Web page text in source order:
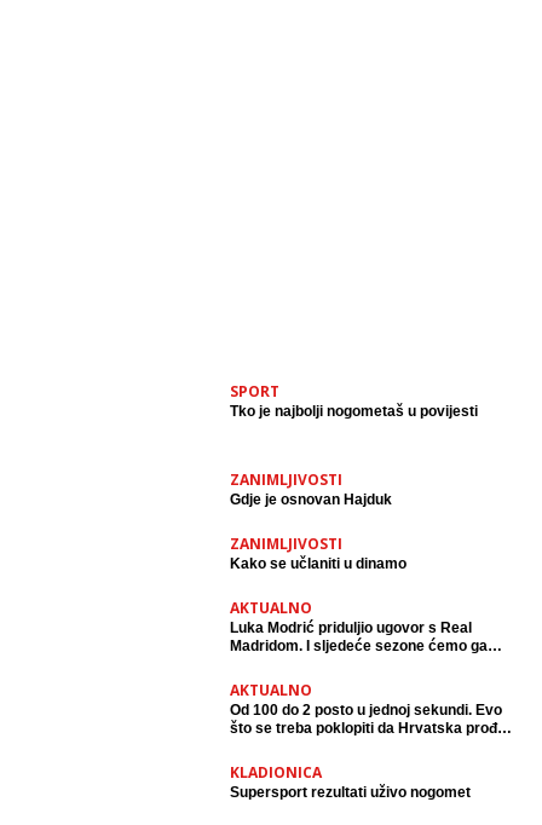
SPORT
Tko je najbolji nogometaš u povijesti
ZANIMLJIVOSTI
Gdje je osnovan Hajduk
ZANIMLJIVOSTI
Kako se učlaniti u dinamo
AKTUALNO
Luka Modrić priduljio ugovor s Real
Madridom. I sljedeće sezone ćemo ga
AKTUALNO
Od 100 do 2 posto u jednoj sekundi. Evo
što se treba poklopiti da Hrvatska prođe
KLADIONICA
Supersport rezultati uživo nogomet